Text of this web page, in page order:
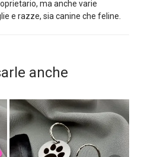
ma anche varie
e razze, sia canine che feline.
anche